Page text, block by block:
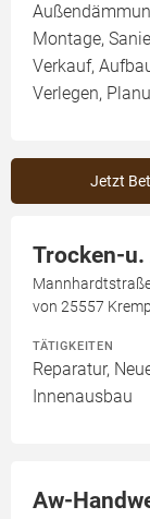
Montage,
Verkauf,
Verlegen,
Jetzt
Trocken-u.
von 25557
TÄTIGKEITEN
Reparatur,
Innenausbau
Aw-